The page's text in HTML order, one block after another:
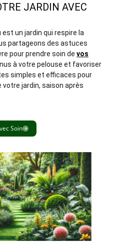
JARDIN AVEC
un jardin qui respire la
partageons des astuces
pour prendre soin de vos
à votre pelouse et favoriser
simples et efficaces pour
jardin, saison après
Soin